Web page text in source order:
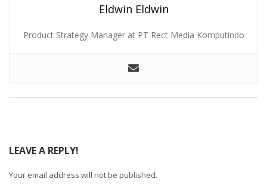
Eldwin Eldwin
Product Strategy Manager at PT Rect Media Komputindo
LEAVE A REPLY!
Your email address will not be published.